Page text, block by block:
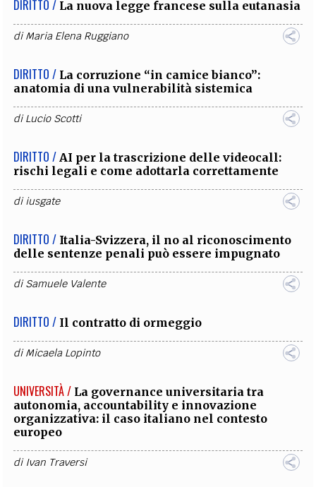
DIRITTO / La nuova legge francese sulla eutanasia
diMaria Elena Ruggiano
DIRITTO / La corruzione “in camice bianco”:
anatomia di una vulnerabilità sistemica
diLucio Scotti
DIRITTO / AI per la trascrizione delle videocall:
rischi legali e come adottarla correttamente
diiusgate
DIRITTO / Italia-Svizzera, il no al riconoscimento
delle sentenze penali può essere impugnato
diSamuele Valente
DIRITTO / Il contratto di ormeggio
diMicaela Lopinto
UNIVERSITÀ / La governance universitaria tra
autonomia, accountability e innovazione
organizzativa: il caso italiano nel contesto
europeo
di Ivan Traversi